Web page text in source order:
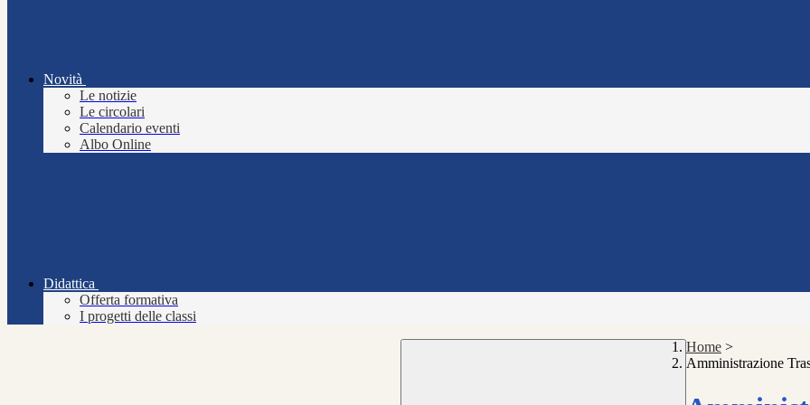
Novità
Le notizie
Le circolari
Calendario eventi
Albo Online
Didattica
Offerta formativa
I progetti delle classi
Home >
Amministrazione